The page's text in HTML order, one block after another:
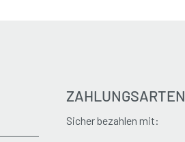
ZAHLUNGSARTEN
Sicher bezahlen mit: